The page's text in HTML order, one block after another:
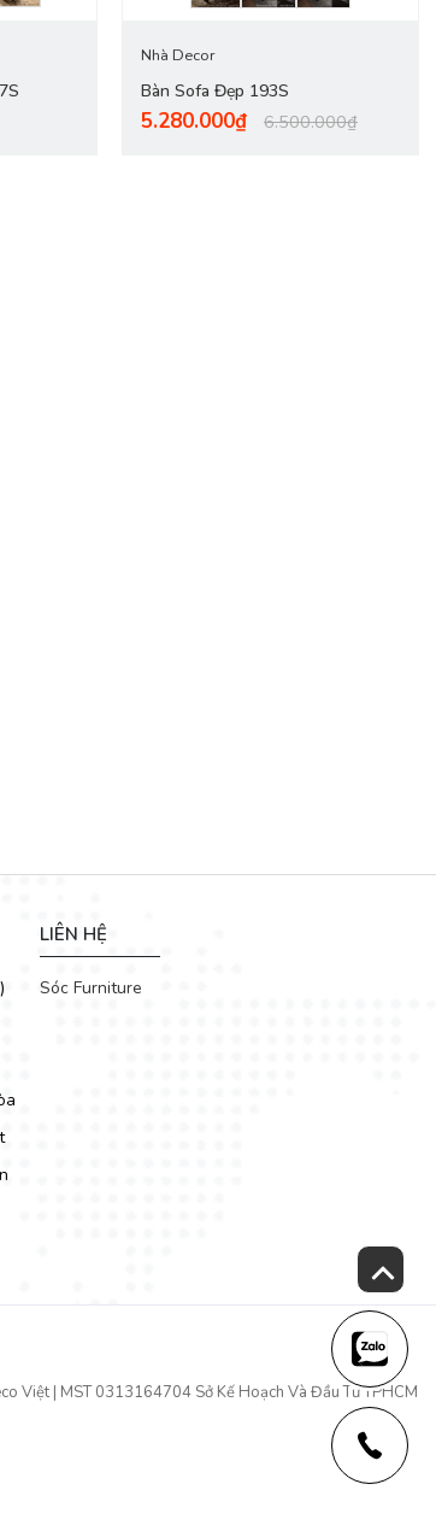
Nhà Decor
Bàn Sofa Đẹp 193S
5.280.000₫ 6.500.000₫
LIÊN HỆ
Sóc Furniture
Việt | MST 0313164704 Sở Kế Hoạch Và Đầu Tư TPHCM